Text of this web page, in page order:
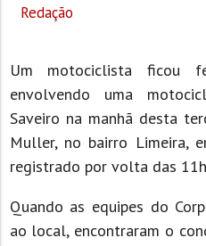
Redação
Um motociclista ficou
envolvendo uma
Saveiro na manhã desta
Muller, no bairro Limeira,
registrado por volta das
Quando as equipes do
ao local, encontraram o